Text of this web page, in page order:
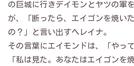
の巨城に行きデイモンとヤツの軍
が、「断ったら、エイゴンを焼い
の？」と言い出すヘレイナ。
その言葉にエイモンドは、「やっ
「私は見た。あなたはエイゴンを